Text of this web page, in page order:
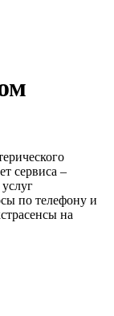
сервиса –
по телефону и
на